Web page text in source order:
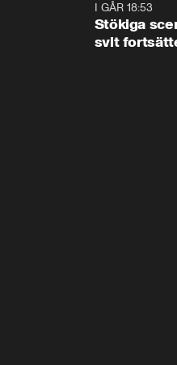
I GÅR 18:53
Stökiga
svit